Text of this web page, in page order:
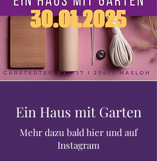
Ein Haus mit Garten
Mehr dazu bald hier und auf
Instagram